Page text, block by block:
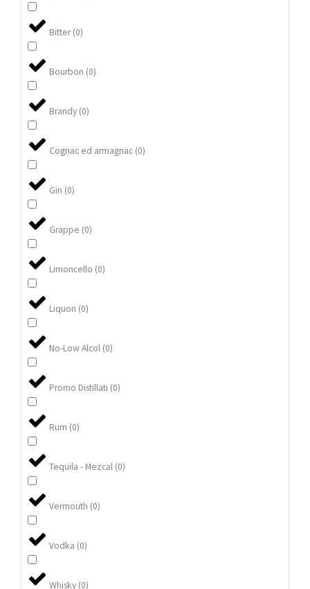
Bitter (0)
Bourbon (0)
Brandy (0)
Cognac ed armagnac (0)
Gin (0)
Grappe (0)
Limoncello (0)
Liquori (0)
No-Low Alcol (0)
Promo Distillati (0)
Rum (0)
Tequila - Mezcal (0)
Vermouth (0)
Vodka (0)
Whisky (0)